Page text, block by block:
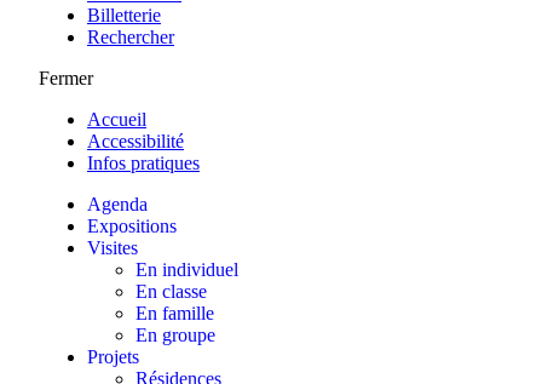
Billetterie
Rechercher
Fermer
Accueil
Accessibilité
Infos pratiques
Agenda
Expositions
Visites
En individuel
En classe
En famille
En groupe
Projets
Résidences